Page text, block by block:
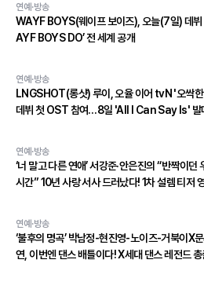
연예·방송
WAYF BOYS(웨이프 보이즈), 오늘(7일) 데뷔
AYF BOYS DO’ 전 세계 공개
연예·방송
LNGSHOT(롱샷) 루이, 오율 이어 tvN '오싹
데뷔 첫 OST 참여…8일 'All I Can Say Is' 발
연예·방송
‘너 말고 다른 연애’ 서강준·안은진의 “반짝이던
시간” 10년 사랑 서사 드러났다! 1차 설렘 티저
연예·방송
‘불후의 명곡’ 박남정-현진영-노이즈-거북이X
연, 이번엔 댄스 배틀이다! X세대 댄스 레전드